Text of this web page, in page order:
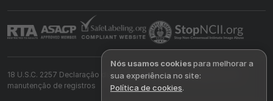
18 U.S.C. 2257 Declaração de conformidade com os requisitos de
manutenção de registros
Nós usamos cookiespara melhorar a
sua experiência no site:
Política de cookies.